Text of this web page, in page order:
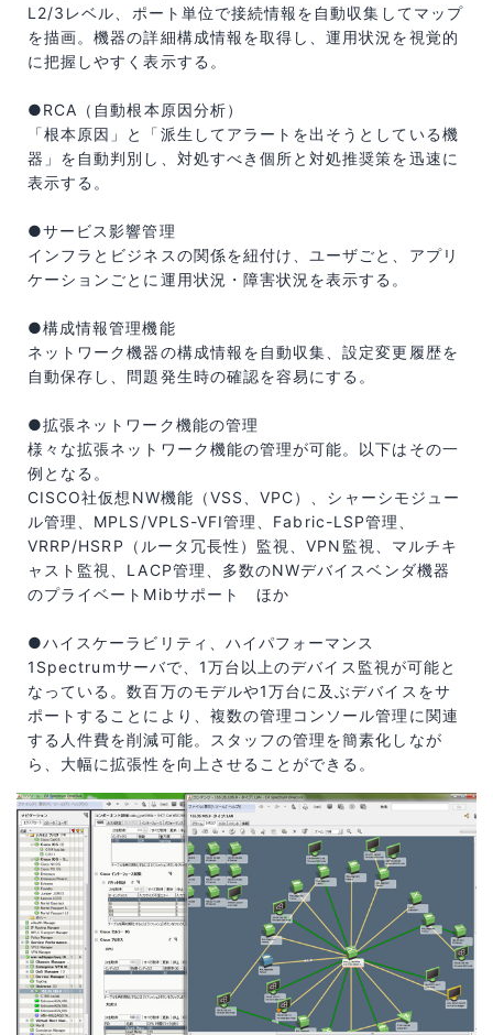
L2/3レベル、ポート単位で接続情報を自動収集してマップ
を描画。機器の詳細構成情報を取得し、運用状況を視覚的
に把握しやすく表示する。
●RCA（自動根本原因分析）
「根本原因」と「派生してアラートを出そうとしている機
器」を自動判別し、対処すべき個所と対処推奨策を迅速に
表示する。
●サービス影響管理
インフラとビジネスの関係を紐付け、ユーザごと、アプリ
ケーションごとに運用状況・障害状況を表示する。
●構成情報管理機能
ネットワーク機器の構成情報を自動収集、設定変更履歴を
自動保存し、問題発生時の確認を容易にする。
●拡張ネットワーク機能の管理
様々な拡張ネットワーク機能の管理が可能。以下はその一
例となる。
CISCO社仮想NW機能（VSS、VPC）、シャーシモジュー
ル管理、MPLS/VPLS-VFI管理、Fabric-LSP管理、
VRRP/HSRP（ルータ冗長性）監視、VPN監視、マルチキ
ャスト監視、LACP管理、多数のNWデバイスベンダ機器
のプライベートMibサポート ほか
●ハイスケーラビリティ、ハイパフォーマンス
1Spectrumサーバで、1万台以上のデバイス監視が可能と
なっている。数百万のモデルや1万台に及ぶデバイスをサ
ポートすることにより、複数の管理コンソール管理に関連
する人件費を削減可能。スタッフの管理を簡素化しなが
ら、大幅に拡張性を向上させることができる。